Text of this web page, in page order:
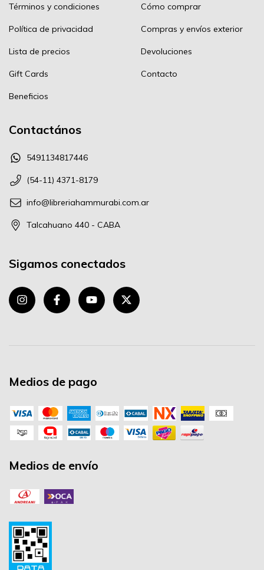
Términos y condiciones
Política de privacidad
Lista de precios
Gift Cards
Beneficios
Cómo comprar
Compras y envíos exterior
Devoluciones
Contacto
Contactános
5491134817446
(54-11) 4371-8179
info@libreriahammurabi.com.ar
Talcahuano 440 - CABA
Sigamos conectados
Medios de pago
Medios de envío